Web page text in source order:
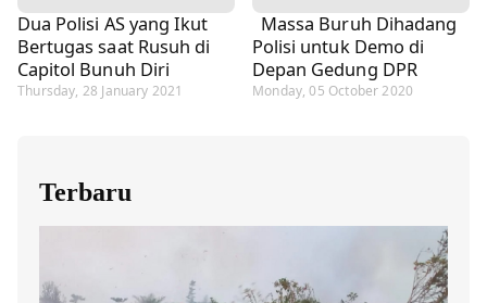
Dua Polisi AS yang Ikut
Bertugas saat Rusuh di
Capitol Bunuh Diri
Thursday, 28 January 2021
Massa Buruh Dihadang
Polisi untuk Demo di
Depan Gedung DPR
Monday, 05 October 2020
Terbaru